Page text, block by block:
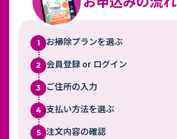
1 お掃除プランを選ぶ
2 会員登録 or ログイン
3 ご住所の入力
4 支払い方法を選ぶ
5 注文内容の確認